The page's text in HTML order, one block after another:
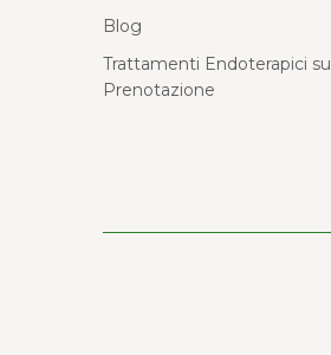
Blog
Trattamenti Endoterapici su
Prenotazione